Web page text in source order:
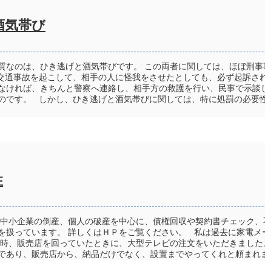
気帯び
なのは、ひき逃げと酒気帯びです。 この両者に関しては、ほぼ刑
事故を起こして、相手の人に怪我をさせたとしても、必ず起訴さ
ければ、きちんと警察へ連絡し、相手方の救護を行い、民事で示談
です。 しかし、ひき逃げと酒気帯びに関しては、特に処罰の必要
小企業の倒産、個人の破産を中心に、債権回収や契約書チェック、
扱っています。 詳しくはＨＰをご覧ください。 私は過去に家電メ
、販売店を回っていたときに、大型テレビの注文をいただきまし
あり、販売店から、納品だけでなく、設置までやってくれと頼まれ